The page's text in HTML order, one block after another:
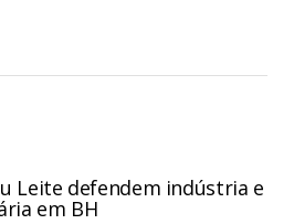
Leite defendem indústria e
em BH